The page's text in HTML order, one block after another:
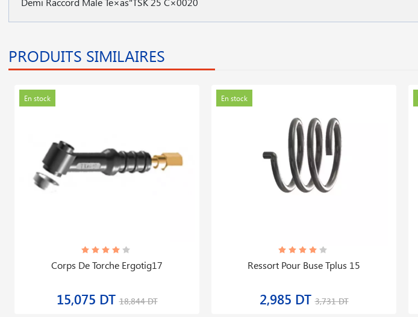
PRODUITS SIMILAIRES
En stock
Corps De Torche Ergotig17
15,075 DT18,844 DT
En stock
Ressort Pour Buse Tplus 15
2,985 DT3,731 DT